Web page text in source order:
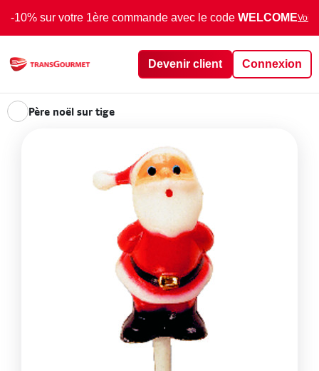
-10% sur votre 1ère commande avec le code WELCOMEVoir
Devenir client Connexion
Père noël sur tige